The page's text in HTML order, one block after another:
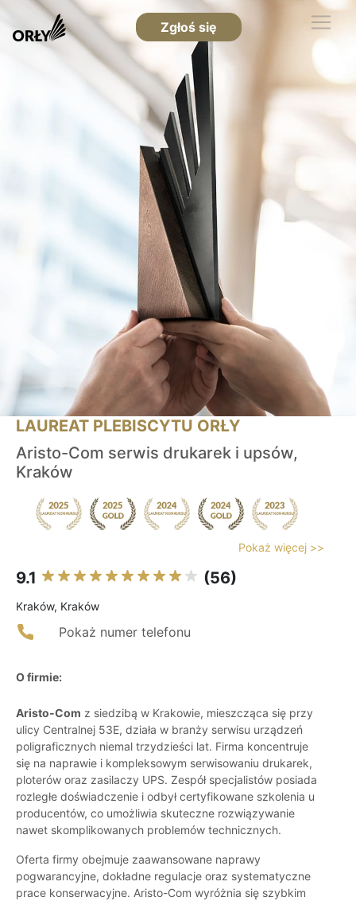
Zgłoś się
LAUREAT PLEBISCYTU ORŁY
Aristo-Com serwis drukarek i upsów,
Kraków
Pokaż więcej >>
9.1 (56)
Kraków, Kraków
Pokaż numer telefonu
O firmie:
Aristo-Com z siedzibą w Krakowie, mieszcząca się przy
ulicy Centralnej 53E, działa w branży serwisu urządzeń
poligraficznych niemal trzydzieści lat. Firma koncentruje
się na naprawie i kompleksowym serwisowaniu drukarek,
ploterów oraz zasilaczy UPS. Zespół specjalistów posiada
rozległe doświadczenie i odbył certyfikowane szkolenia u
producentów, co umożliwia skuteczne rozwiązywanie
nawet skomplikowanych problemów technicznych.
Oferta firmy obejmuje zaawansowane naprawy
pogwarancyjne, dokładne regulacje oraz systematyczne
prace konserwacyjne. Aristo-Com wyróżnia się szybkim